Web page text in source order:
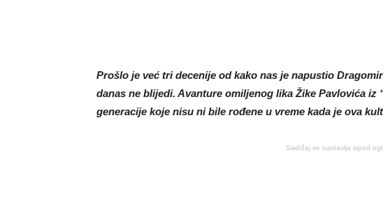
Prošlo je već tri decenije od kako nas je napustio
danas ne blijedi. Avanture omiljenog lika Žike Pavlovića iz
generacije koje nisu ni bile rođene u vreme kada je ova
Sadržaj se nastavlja ispod